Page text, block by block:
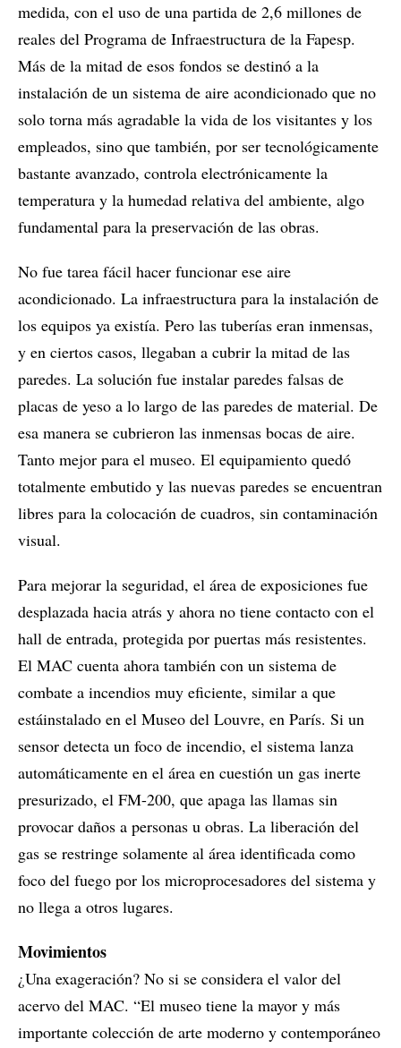
medida, con el uso de una partida de 2,6 millones de
reales del Programa de Infraestructura de la Fapesp.
Más de la mitad de esos fondos se destinó a la
instalación de un sistema de aire acondicionado que no
solo torna más agradable la vida de los visitantes y los
empleados, sino que también, por ser tecnológicamente
bastante avanzado, controla electrónicamente la
temperatura y la humedad relativa del ambiente, algo
fundamental para la preservación de las obras.
No fue tarea fácil hacer funcionar ese aire
acondicionado. La infraestructura para la instalación de
los equipos ya existía. Pero las tuberías eran inmensas,
y en ciertos casos, llegaban a cubrir la mitad de las
paredes. La solución fue instalar paredes falsas de
placas de yeso a lo largo de las paredes de material. De
esa manera se cubrieron las inmensas bocas de aire.
Tanto mejor para el museo. El equipamiento quedó
totalmente embutido y las nuevas paredes se encuentran
libres para la colocación de cuadros, sin contaminación
visual.
Para mejorar la seguridad, el área de exposiciones fue
desplazada hacia atrás y ahora no tiene contacto con el
hall de entrada, protegida por puertas más resistentes.
El MAC cuenta ahora también con un sistema de
combate a incendios muy eficiente, similar a que
estáinstalado en el Museo del Louvre, en París. Si un
sensor detecta un foco de incendio, el sistema lanza
automáticamente en el área en cuestión un gas inerte
presurizado, el FM-200, que apaga las llamas sin
provocar daños a personas u obras. La liberación del
gas se restringe solamente al área identificada como
foco del fuego por los microprocesadores del sistema y
no llega a otros lugares.
Movimientos
¿Una exageración? No si se considera el valor del
acervo del MAC. “El museo tiene la mayor y más
importante colección de arte moderno y contemporáneo